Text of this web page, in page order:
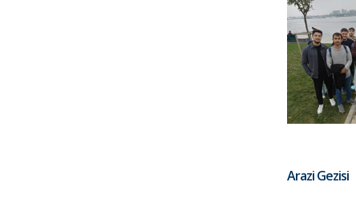
Arazi Gezisi